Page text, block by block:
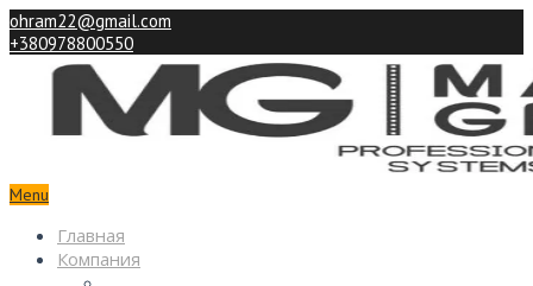
ohram22@gmail.com
+380978800550
Menu
Главная
Компания